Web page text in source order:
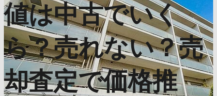
値は中古でいく
ら？売れない？売
却査定で価格推